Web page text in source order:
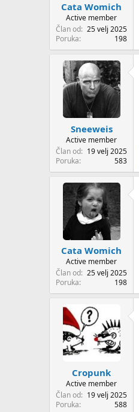
Cata Womich
Active member
Član od 25 velj 2025
Poruka
198
Sneeweis
Active member
Član od
19 velj 2025
Poruka
583
Cata Womich
Active member
Član od 25 velj 2025
Poruka
198
Cropunk
Active member
Član od
19 velj 2025
Poruka
588